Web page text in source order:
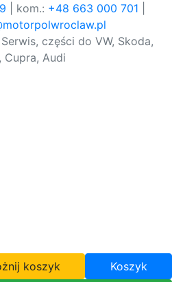
| kom.: +48 663 000 701
części do VW, Skoda,
Cupra, Audi
koszyk Koszyk